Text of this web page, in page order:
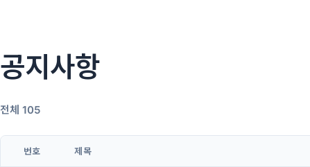
공지사항
전체 105
번호 제목